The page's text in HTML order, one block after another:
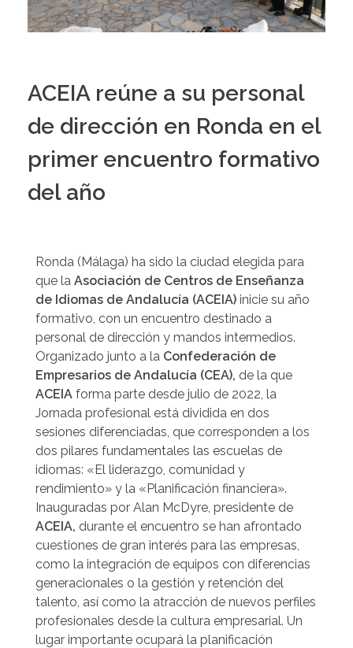
ACEIA reúne a su personal
de dirección en Ronda en el
primer encuentro formativo
del año
Ronda (Málaga) ha sido la ciudad elegida para
que la Asociación de Centros de Enseñanza
de Idiomas de Andalucía (ACEIA) inicie su año
formativo, con un encuentro destinado a
personal de dirección y mandos intermedios.
Organizado junto a la Confederación de
Empresarios de Andalucía (CEA), de la que
ACEIA forma parte desde julio de 2022, la
Jornada profesional está dividida en dos
sesiones diferenciadas, que corresponden a los
dos pilares fundamentales las escuelas de
idiomas: «El liderazgo, comunidad y
rendimiento» y la «Planificación financiera».
Inauguradas por Alan McDyre, presidente de
ACEIA, durante el encuentro se han afrontado
cuestiones de gran interés para las empresas,
como la integración de equipos con diferencias
generacionales o la gestión y retención del
talento, así como la atracción de nuevos perfiles
profesionales desde la cultura empresarial. Un
lugar importante ocupará la planificación